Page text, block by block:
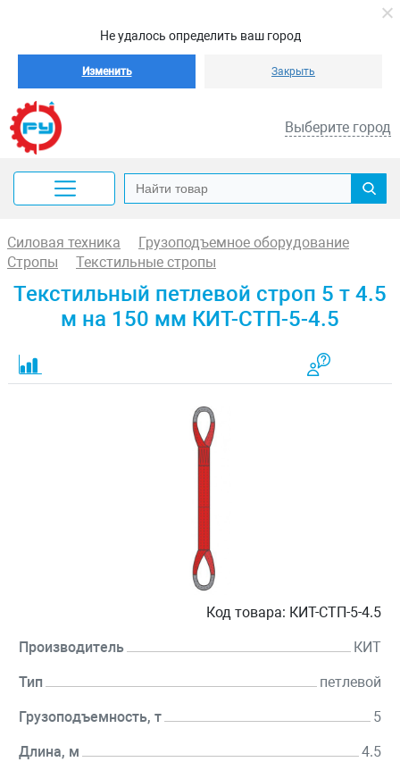
Не удалось определить ваш город
Изменить Закрыть
Выберите город
Силовая техника
Грузоподъемное оборудование
Стропы
Текстильные стропы
Текстильный петлевой строп 5 т 4.5
м на 150 мм КИТ-СТП-5-4.5
Код товара: КИТ-СТП-5-4.5
Производитель КИТ
Тип петлевой
Грузоподъемность, т 5
Длина, м 4.5